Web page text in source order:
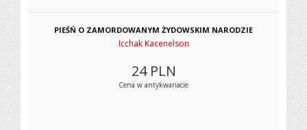
PIEŚŃ O ZAMORDOWANYM ŻYDOWSKIM NARODZIE
Icchak Kacenelson
24 PLN
Cena w antykwariacie